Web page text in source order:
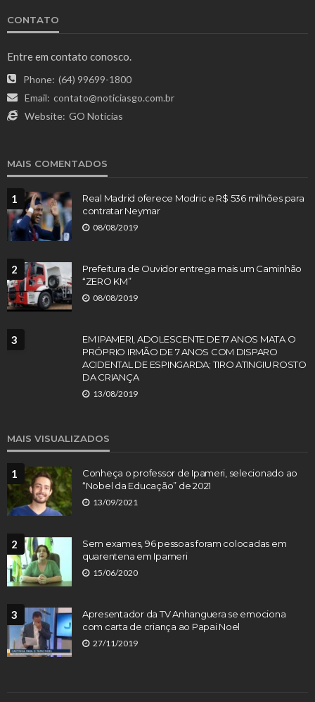
CONTATO
Entre em contato conosco.
Phone: (64) 99699-1800
Email: contato@noticiasgo.com.br
Website: GO Notícias
MAIS COMENTADOS
1
Real Madrid oferece Modric e R$ 536 milhões para
contratar Neymar
08/08/2019
2
Prefeitura de Ouvidor entrega mais um Caminhão
“ZERO KM”
08/08/2019
3
EM IPAMERI, ADOLESCENTE DE 17 ANOS MATA O
PRÓPRIO IRMÃO DE 7 ANOS COM DISPARO
ACIDENTAL DE ESPINGARDA; TIRO ATINGIU ROSTO
DA CRIANÇA
13/08/2019
MAIS VISUALIZADOS
1
Conheça o professor de Ipameri, selecionado ao
“Nobel da Educação” de 2021
13/09/2021
2
Sem exames, 96 pessoas foram colocadas em
quarentena em Ipameri
15/06/2020
3
Apresentador da TV Anhanguera se emociona
com carta de criança ao Papai Noel
27/11/2019